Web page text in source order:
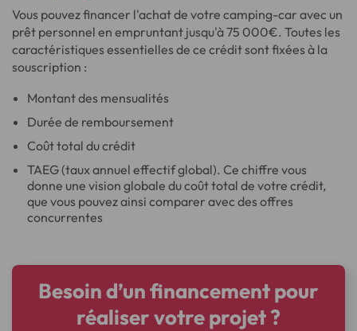
Vous pouvez financer l'achat de votre camping-car avec un
prêt personnel en empruntant jusqu'à 75 000€. Toutes les
caractéristiques essentielles de ce crédit sont fixées à la
souscription :
Montant des mensualités
Durée de remboursement
Coût total du crédit
TAEG (taux annuel effectif global). Ce chiffre vous
donne une vision globale du coût total de votre crédit,
que vous pouvez ainsi comparer avec des offres
concurrentes
Besoin d’un financement pour
réaliser votre projet ?